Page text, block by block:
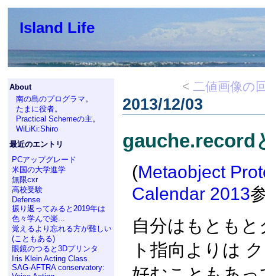
Island Life
About
南の島のプログラマ。
たまに役者。
Practical Schemeの主。
WiLiKi:Shiro
最近のエントリ
PCアップグレード
米国の大学進学
無限cxr
高校受験
Defense
振り返ってみると2019年は
色々学んで楽...
覚えるより忘れる方が難しい
(こともある)
眼鏡のつると3Dプリンタ
Iris Klein Acting Class
SAG-AFTRA conservatory:
< 二値画像の
2013/12/03
gauche.record
(Metaobject
Calendar 2013
自分はもとも
ト指向よりは